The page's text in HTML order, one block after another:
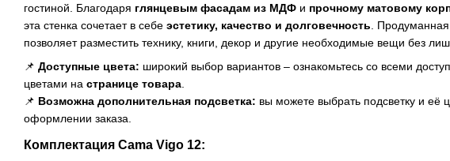
гостиной. Благодаря глянцевым фасадам из МДФ и прочному матовому
эта стенка сочетает в себе эстетику, качество и долговечность .
позволяет разместить технику, книги, декор и другие необходимые вещи без
📌 Доступные цвета: широкий выбор вариантов – ознакомьтесь со всеми
цветами на странице товара
📌 Возможна дополнительная подсветка: вы можете выбрать подсветку и её
оформлении заказа.
Комплектация Cama Vigo 12: